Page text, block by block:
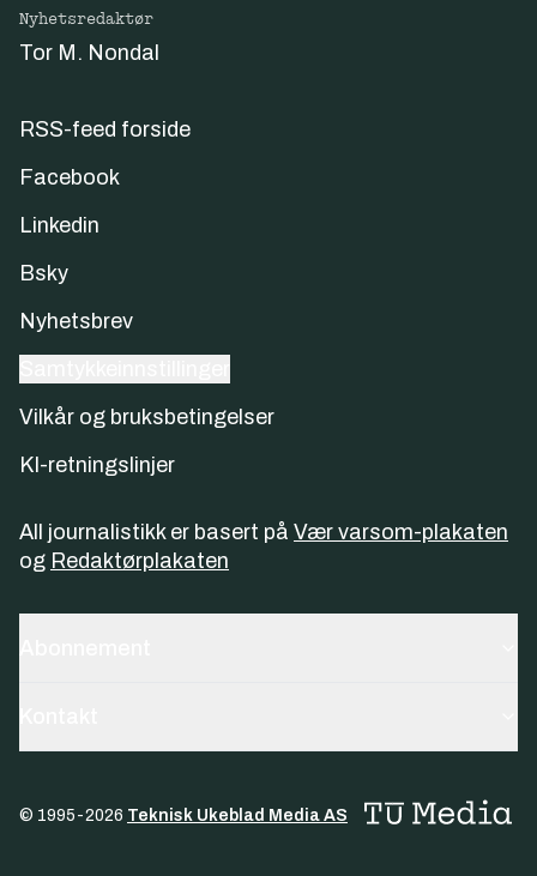
Nyhetsredaktør
Tor M. Nondal
RSS-feed forside
Facebook
Linkedin
Bsky
Nyhetsbrev
Vilkår og bruksbetingelser
KI-retningslinjer
All journalistikk er basert på Vær varsom-plakaten
og Redaktørplakaten
© 1995-2026 Teknisk Ukeblad Media AS